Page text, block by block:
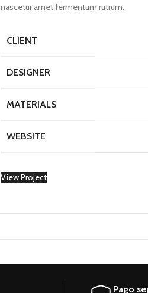
nascetur amet fermentum rutrum.
CLIENT
DESIGNER
MATERIALS
WEBSITE
View Project
Pago